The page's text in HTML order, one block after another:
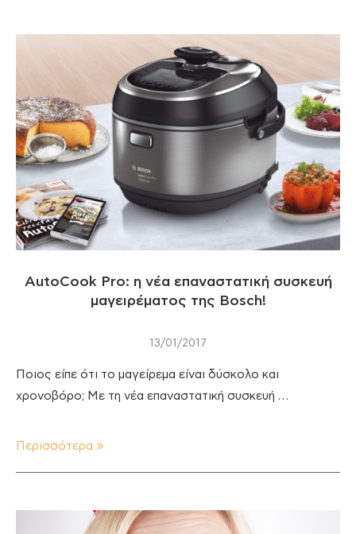
AutoCook Pro: η νέα επαναστατική συσκευή
μαγειρέματος της Bosch!
13/01/2017
Ποιος είπε ότι το μαγείρεμα είναι δύσκολο και
χρονοβόρο; Με τη νέα επαναστατική συσκευή …
Περισσότερα